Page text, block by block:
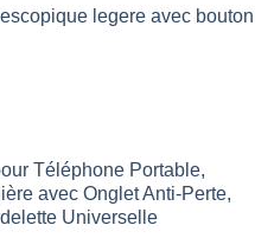
legere avec bouton
Téléphone Portable,
avec Onglet Anti-Perte,
Universelle